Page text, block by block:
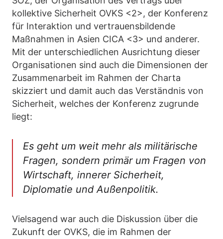
kollektive Sicherheit OVKS <2>, der Konferenz
für Interaktion und vertrauensbildende
Maßnahmen in Asien CICA <3> und anderer.
Mit der unterschiedlichen Ausrichtung dieser
Organisationen sind auch die Dimensionen der
Zusammenarbeit im Rahmen der Charta
skizziert und damit auch das Verständnis von
Sicherheit, welches der Konferenz zugrunde
liegt:
Es geht um weit mehr als militärische
Fragen, sondern primär um Fragen von
Wirtschaft, innerer Sicherheit,
Diplomatie und Außenpolitik.
Vielsagend war auch die Diskussion über die
Zukunft der OVKS, die im Rahmen der